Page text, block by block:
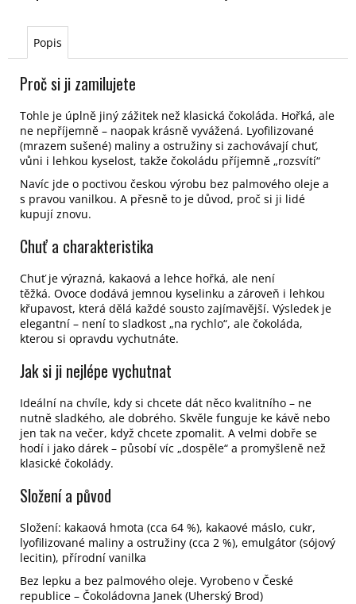
Popis
Proč si ji zamilujete
Tohle je úplně jiný zážitek než klasická čokoláda. Hořká, ale
ne nepříjemně – naopak krásně vyvážená. Lyofilizované
(mrazem sušené) maliny a ostružiny si zachovávají chuť,
vůni i lehkou kyselost, takže čokoládu příjemně „rozsvítí“
Navíc jde o poctivou českou výrobu bez palmového oleje a
s pravou vanilkou. A přesně to je důvod, proč si ji lidé
kupují znovu.
Chuť a charakteristika
Chuť je výrazná, kakaová a lehce hořká, ale není
těžká. Ovoce dodává jemnou kyselinku a zároveň i lehkou
křupavost, která dělá každé sousto zajímavější. Výsledek je
elegantní – není to sladkost „na rychlo“, ale čokoláda,
kterou si opravdu vychutnáte.
Jak si ji nejlépe vychutnat
Ideální na chvíle, kdy si chcete dát něco kvalitního – ne
nutně sladkého, ale dobrého. Skvěle funguje ke kávě nebo
jen tak na večer, když chcete zpomalit. A velmi dobře se
hodí i jako dárek – působí víc „dospěle“ a promyšleně než
klasické čokolády.
Složení a původ
Složení: kakaová hmota (cca 64 %), kakaové máslo, cukr,
lyofilizované maliny a ostružiny (cca 2 %), emulgátor (sójový
lecitin), přírodní vanilka
Bez lepku a bez palmového oleje. Vyrobeno v České
republice – Čokoládovna Janek (Uherský Brod)